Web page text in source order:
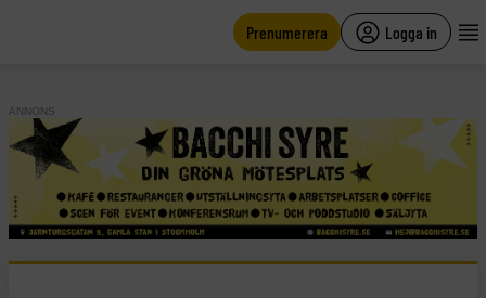
Prenumerera Logga in
ANNONS